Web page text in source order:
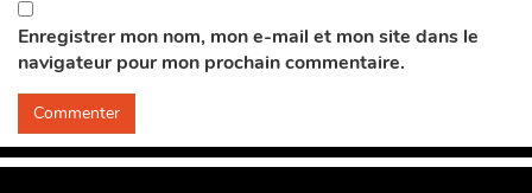
Enregistrer mon nom, mon e-mail et mon site dans le
navigateur pour mon prochain commentaire.